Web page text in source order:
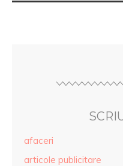
afaceri
articole publicitare